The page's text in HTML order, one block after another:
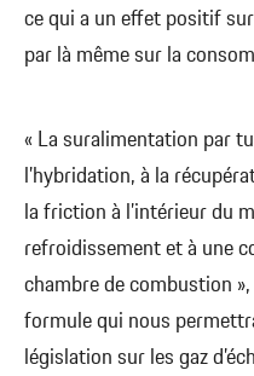
ce qui a un effet positif
par là même sur la
« La suralimentation par
l’hybridation, à la
la friction à l’intérieur du
refroidissement et à une
chambre de combustion
formule qui nous
législation sur les gaz